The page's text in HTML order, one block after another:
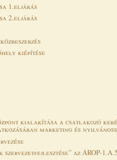
1.eljárás
2.eljárás
kiépítése
kialakítása a csatlakozó
marketing és
az ÁROP-